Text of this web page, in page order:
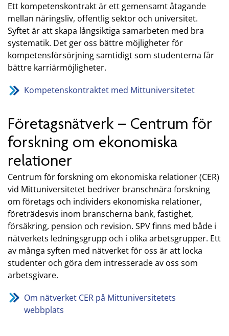
Ett kompetenskontrakt är ett gemensamt åtagande
mellan näringsliv, offentlig sektor och universitet.
Syftet är att skapa långsiktiga samarbeten med bra
systematik. Det ger oss bättre möjligheter för
kompetensförsörjning samtidigt som studenterna får
bättre karriärmöjligheter.
Kompetenskontraktet med Mittuniversitetet
Företagsnätverk – Centrum för
forskning om ekonomiska
relationer
Centrum för forskning om ekonomiska relationer (CER)
vid Mittuniversitetet bedriver branschnära forskning
om företags och individers ekonomiska relationer,
företrädesvis inom branscherna bank, fastighet,
försäkring, pension och revision. SPV finns med både i
nätverkets ledningsgrupp och i olika arbetsgrupper. Ett
av många syften med nätverket för oss är att locka
studenter och göra dem intresserade av oss som
arbetsgivare.
Om nätverket CER på Mittuniversitetets
webbplats